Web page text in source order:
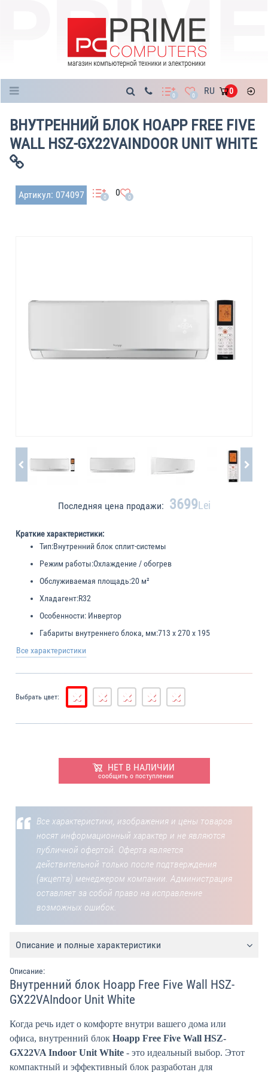
0 0 RU 0
ВНУТРЕННИЙ БЛОК HOAPP FREE FIVE
WALL HSZ-GX22VAINDOOR UNIT WHITE
Артикул: 074097 0 0 0
Последняя цена продажи: 3699Lei
Краткие характеристики:
Тип:Внутренний блок сплит-системы
Режим работы:Охлаждение / обогрев
Обслуживаемая площадь:20 м²
Хладагент:R32
Особенности: Инвертор
Габариты внутреннего блока, мм:713 х 270 х 195
Все характеристики
Выбрать цвет:
НЕТ В НАЛИЧИИ
сообщить о поступлении
Все характеристики, изображения и цены товаров
носят информационный характер и не являются
публичной офертой. Оферта является
действительной только после подтверждения
(акцепта) менеджером компании. Администрация
оставляет за собой право на исправление
возможных ошибок.
Описание и полные характеристики
Описание:
Внутренний блок Hoapp Free Five Wall HSZ-
GX22VAIndoor Unit White
Когда речь идет о комфорте внутри вашего дома или
офиса, внутренний блок Hoapp Free Five Wall HSZ-
GX22VA Indoor Unit White - это идеальный выбор. Этот
компактный и эффективный блок разработан для